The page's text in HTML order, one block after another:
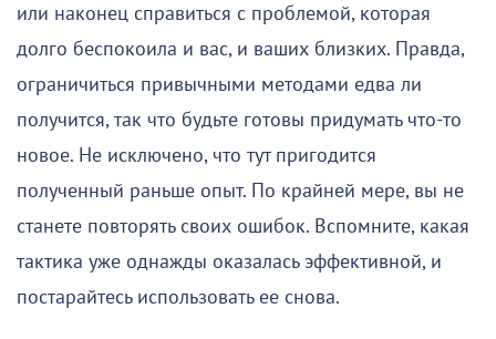
или наконец справиться с проблемой, которая
долго беспокоила и вас, и ваших близких. Правда,
ограничиться привычными методами едва ли
получится, так что будьте готовы придумать что-то
новое. Не исключено, что тут пригодится
полученный раньше опыт. По крайней мере, вы не
станете повторять своих ошибок. Вспомните, какая
тактика уже однажды оказалась эффективной, и
постарайтесь использовать ее снова.